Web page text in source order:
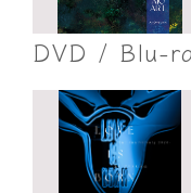
DVD / Blu-